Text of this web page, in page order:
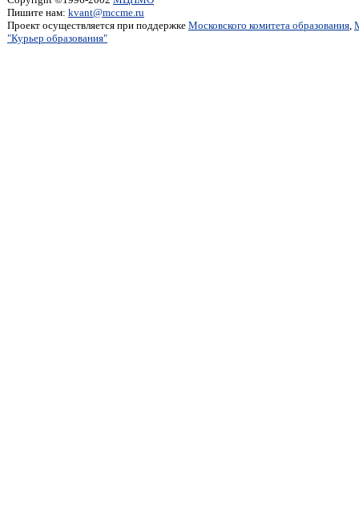
Пишите нам: kvant@mccme.ru
Проект осуществляется при поддержке Московского комитета образования,
"Курьер образования"